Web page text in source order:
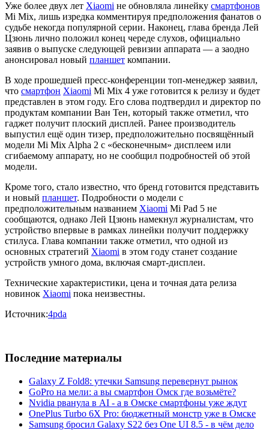
Уже более двух лет Xiaomi не обновляла линейку смартфонов
Mi Mix, лишь изредка комментируя предположения фанатов о
судьбе некогда популярной серии. Наконец, глава бренда Лей
Цзюнь лично положил конец череде слухов, официально
заявив о выпуске следующей ревизии аппарата — а заодно
анонсировал новый планшет компании.
В ходе прошедшей пресс-конференции топ-менеджер заявил,
что смартфон Xiaomi Mi Mix 4 уже готовится к релизу и будет
представлен в этом году. Его слова подтвердил и директор по
продуктам компании Ван Тен, который также отметил, что
гаджет получит плоский дисплей. Ранее производитель
выпустил ещё один тизер, предположительно посвящённый
модели Mi Mix Alpha 2 с «бесконечным» дисплеем или
сгибаемому аппарату, но не сообщил подробностей об этой
модели.
Кроме того, стало известно, что бренд готовится представить
и новый планшет. Подробности о модели с
предположительным названием Xiaomi Mi Pad 5 не
сообщаются, однако Лей Цзюнь намекнул журналистам, что
устройство впервые в рамках линейки получит поддержку
стилуса. Глава компании также отметил, что одной из
основных стратегий Xiaomi в этом году станет создание
устройств умного дома, включая смарт-дисплеи.
Технические характеристики, цена и точная дата релиза
новинок Xiaomi пока неизвестны.
Источник:4pda
Последние материалы
Galaxy Z Fold8: утечки Samsung перевернут рынок
GoPro на мели: а вы смартфон Омск где возьмёте?
Nvidia рванула в AI - а в Омске смартфоны уже ждут
OnePlus Turbo 6X Pro: бюджетный монстр уже в Омске
Samsung бросил Galaxy S22 без One UI 8.5 - в чём дело